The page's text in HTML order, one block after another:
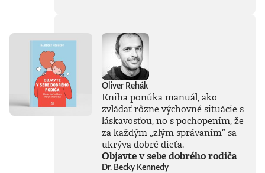
Prichádza dejepis,
ktorý vás bude
baviť: hitparáda
katastrofálnych
rozhodnutí,
pomýleného
hrdinstva a totálnej
straty súdnosti.
Autor rozpráva
príbehy, ktoré
formovali náš svet
a mali priam
neuveriteľné
Oliver Rehák
Kniha ponúka manuál, ako
zvládať rôzne výchovné situácie s
láskavosťou, no s pochopením, že
za každým „zlým správaním“ sa
ukrýva dobré dieťa.
Objavte v sebe dobrého rodiča
Dr. Becky Kennedy